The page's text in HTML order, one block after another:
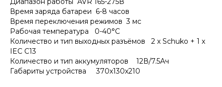
Время заряда батареи 6-8 часов
Время переключения режимов 3 мс
Рабочая температура 0-40°С
Количество и тип выходных разъёмов 2 х Schuko + 1 х
IEC C13
Количество и тип аккумуляторов 12В/7.5Ач
Габариты устройства 370х130х210